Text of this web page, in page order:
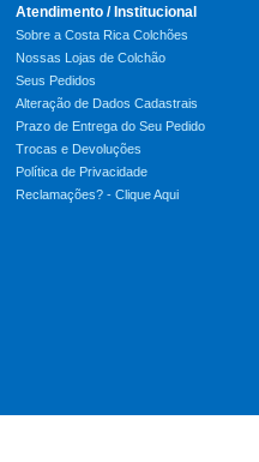
Atendimento / Institucional
Sobre a Costa Rica Colchões
Nossas Lojas de Colchão
Seus Pedidos
Alteração de Dados Cadastrais
Prazo de Entrega do Seu Pedido
Trocas e Devoluções
Política de Privacidade
Reclamações? - Clique Aqui